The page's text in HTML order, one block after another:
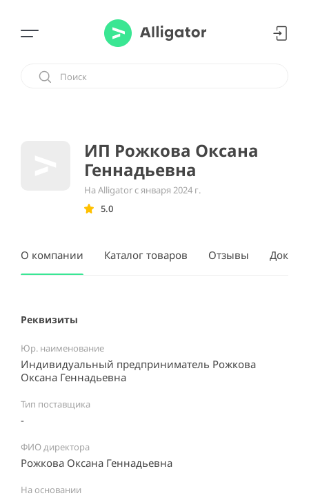
ИП Рожкова Оксана
Геннадьевна
На Alligator с января 2024 г.
5.0
О компании Каталог товаров Отзывы
Реквизиты
Юр. наименование
Индивидуальный предприниматель Рожкова
Оксана Геннадьевна
Тип поставщика
-
ФИО директора
Рожкова Оксана Геннадьевна
На основании